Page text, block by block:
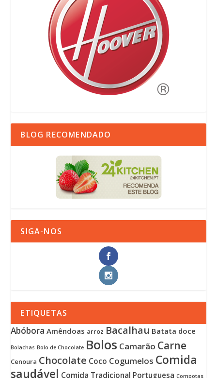
BLOG RECOMENDADO
SIGA-NOS
ETIQUETAS
Abóbora Amêndoas arroz Bacalhau Batata doce
Bolachas Bolo de Chocolate Bolos Camarão Carne
Cenoura Chocolate Coco Cogumelos Comida
saudável Comida Tradicional Portuguesa Compotas